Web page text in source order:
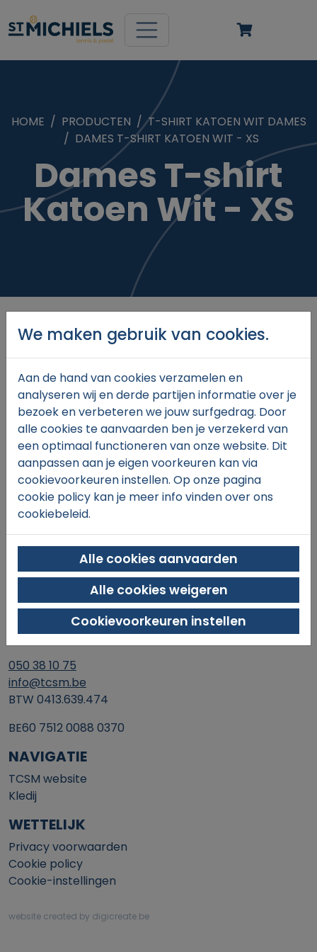
HOME PRODUCTEN
T-SHIRT KATOEN WIT DAMES
DAMES T-SHIRT KATOEN WIT - XS
Dames T-shirt
Katoen Wit - XS
€27,00
In winkelmand
SINT-MICHIELS TENNIS & PADEL
Xaverianenstraat 11
8200 Brugge
050 38 10 75
info@tcsm.be
BTW 0413.639.474
BE60 7512 0088 0370
NAVIGATIE
TCSM website
Kledij
WETTELIJK
Privacy voorwaarden
Cookie policy
Cookie-instellingen
website created by digicreate.be
We maken gebruik van cookies.
Aan de hand van cookies verzamelen en
analyseren wij en derde partijen informatie over je
bezoek en verbeteren we jouw surfgedrag. Door
alle cookies te aanvaarden ben je verzekerd van
een optimaal functioneren van onze website. Dit
aanpassen aan je eigen voorkeuren kan via
cookievoorkeuren instellen. Op onze pagina
cookie policy kan je meer info vinden over ons
cookiebeleid.
Alle cookies aanvaarden
Alle cookies weigeren
Cookievoorkeuren instellen